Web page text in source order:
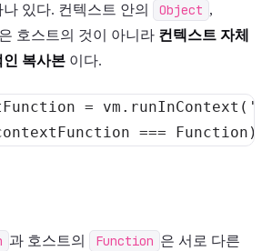
있다. 컨텍스트 안의 Object ,
호스트의 것이 아니라 컨텍스트 자체
인 복사본 이다.
= vm . runInContext (
=== Function )
과 호스트의 Function 은 서로 다른